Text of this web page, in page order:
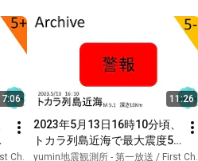
Ch.
11:26
2023年5月13日16時10分頃、
トカラ列島近海で最大震度5
弱を観測した大きな地震【切
yumin地震観測所 - 第一放送 / First Ch.